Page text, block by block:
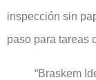
inspección sin
paso para tareas
“Braskem